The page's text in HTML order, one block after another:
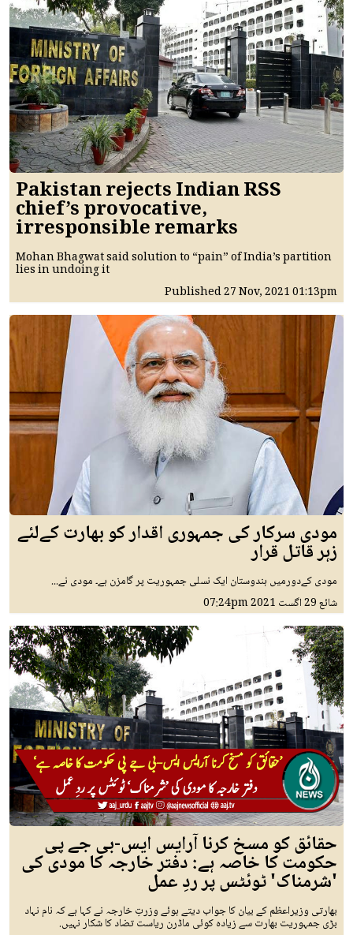
Pakistan rejects Indian RSS
chief’s provocative,
irresponsible remarks
Mohan Bhagwat said solution to “pain” of India’s partition
lies in undoing it
Published27 Nov, 202101:13pm
مودی سرکار کی جمہوری اقدار کو بھارت کےلئے
زہر قاتل قرار
مودی کےدورمیں ہندوستان ایک نسلی جمہوریت پر گامزن ہے۔ مودی نے...
شائع29 اگست 2021 07:24pm
حقائق کو مسخ کرنا آرایس ایس-بی جے پی
حکومت کا خاصہ ہے: دفتر خارجہ کا مودی کی
'شرمناک' ٹوئٹس پر ردِ عمل
بھارتی وزیراعظم کے بیان کا جواب دیتے ہوئے وزرتِ خارجہ نے کہا ہے کہ نام نہاد
بڑی جمہوریت بھارت سے زیادہ کوئی ماڈرن ریاست تضاد کا شکار نہیں.